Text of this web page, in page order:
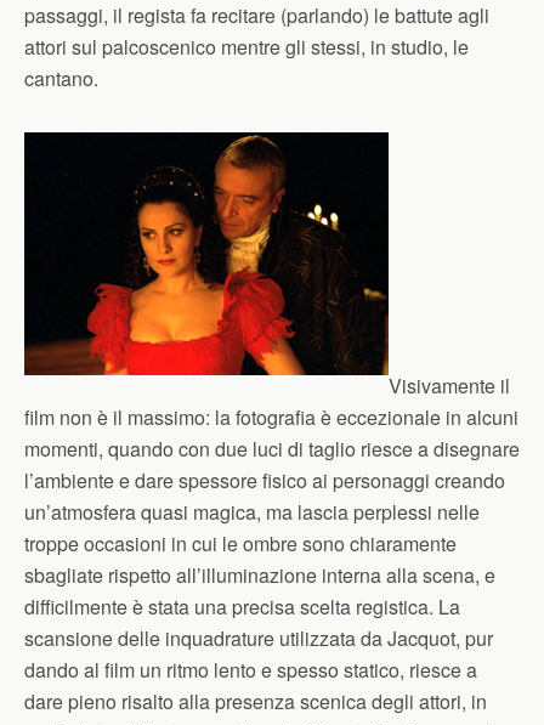
passaggi, il regista fa recitare (parlando) le battute agli
attori sul palcoscenico mentre gli stessi, in studio, le
cantano.
Visivamente il
film non è il massimo: la fotografia è eccezionale in alcuni
momenti, quando con due luci di taglio riesce a disegnare
l’ambiente e dare spessore fisico ai personaggi creando
un’atmosfera quasi magica, ma lascia perplessi nelle
troppe occasioni in cui le ombre sono chiaramente
sbagliate rispetto all’illuminazione interna alla scena, e
difficilmente è stata una precisa scelta registica. La
scansione delle inquadrature utilizzata da Jacquot, pur
dando al film un ritmo lento e spesso statico, riesce a
dare pieno risalto alla presenza scenica degli attori, in